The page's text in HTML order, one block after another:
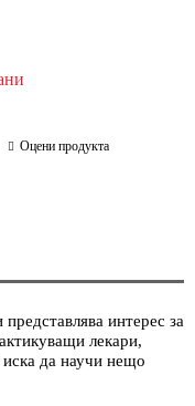
Оцени продукта
интерес за
лекари,
иска да научи нещо